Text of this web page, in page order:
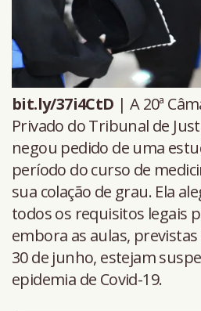
bit.ly/37i4CtD | A 20ª
Privado do Tribunal de
negou pedido de uma
período do curso de
sua colação de grau. Ela
todos os requisitos legais
embora as aulas,
30 de junho, estejam
epidemia de Covid-19.